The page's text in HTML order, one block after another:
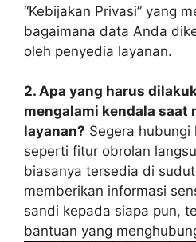
“Kebijakan Privasi” yang
bagaimana data Anda
oleh penyedia layanan.
2. Apa yang harus
mengalami kendala saat
layanan? Segera
seperti fitur obrolan
biasanya tersedia di
memberikan informasi
sandi kepada siapa pun,
bantuan yang